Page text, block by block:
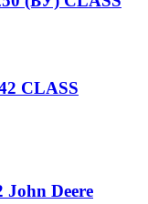
CLASS
Deere